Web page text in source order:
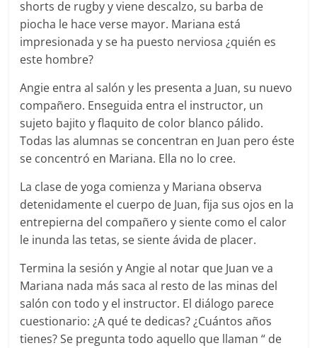
shorts de rugby y viene descalzo, su barba de
piocha le hace verse mayor. Mariana está
impresionada y se ha puesto nerviosa ¿quién es
este hombre?
Angie entra al salón y les presenta a Juan, su nuevo
compañero. Enseguida entra el instructor, un
sujeto bajito y flaquito de color blanco pálido.
Todas las alumnas se concentran en Juan pero éste
se concentró en Mariana. Ella no lo cree.
La clase de yoga comienza y Mariana observa
detenidamente el cuerpo de Juan, fija sus ojos en la
entrepierna del compañero y siente como el calor
le inunda las tetas, se siente ávida de placer.
Termina la sesión y Angie al notar que Juan ve a
Mariana nada más saca al resto de las minas del
salón con todo y el instructor. El diálogo parece
cuestionario: ¿A qué te dedicas? ¿Cuántos años
tienes? Se pregunta todo aquello que llaman “ de